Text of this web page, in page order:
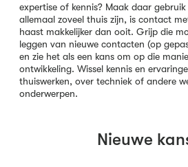
expertise of kennis? Maak daar
allemaal zoveel thuis zijn, is contact
haast makkelijker dan ooit. Grijp die
leggen van nieuwe contacten (op
en zie het als een kans om op die
ontwikkeling. Wissel kennis en
thuiswerken, over techniek of andere
onderwerpen.
Nieuwe